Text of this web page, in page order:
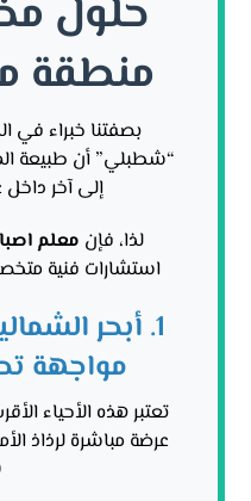
حلول
منطقة
بصفتنا خبراء في
“شطبلي” أن طبيعة
إلى آخر داخل
لذا، فإن معلم
استشارات فنية
1. أبحر
مواجهة
تعتبر هذه الأحياء
عرضة مباشرة لرذاذ